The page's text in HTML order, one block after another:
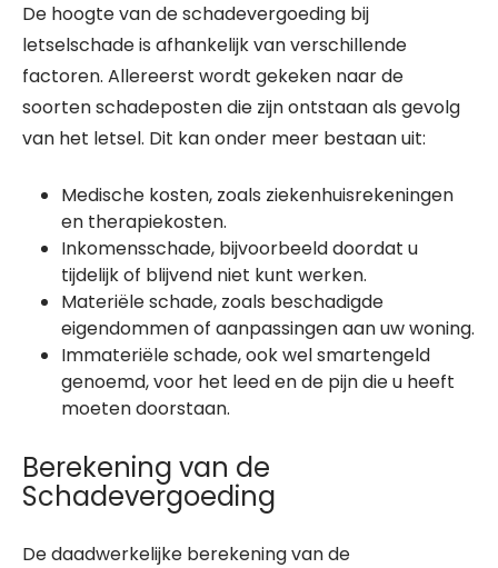
De hoogte van de schadevergoeding bij
letselschade is afhankelijk van verschillende
factoren. Allereerst wordt gekeken naar de
soorten schadeposten die zijn ontstaan als gevolg
van het letsel. Dit kan onder meer bestaan uit:
Medische kosten, zoals ziekenhuisrekeningen
en therapiekosten.
Inkomensschade, bijvoorbeeld doordat u
tijdelijk of blijvend niet kunt werken.
Materiële schade, zoals beschadigde
eigendommen of aanpassingen aan uw woning.
Immateriële schade, ook wel smartengeld
genoemd, voor het leed en de pijn die u heeft
moeten doorstaan.
Berekening van de
Schadevergoeding
De daadwerkelijke berekening van de